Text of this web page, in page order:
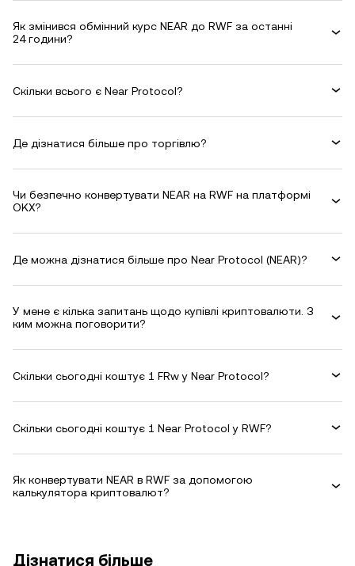
Як змінився обмінний курс NEAR до RWF за останні
24 години?
Скільки всього є Near Protocol?
Де дізнатися більше про торгівлю?
Чи безпечно конвертувати NEAR на RWF на платформі
OKX?
Де можна дізнатися більше про Near Protocol (NEAR)?
У мене є кілька запитань щодо купівлі криптовалюти. З
ким можна поговорити?
Скільки сьогодні коштує 1 FRw у Near Protocol?
Скільки сьогодні коштує 1 Near Protocol у RWF?
Як конвертувати NEAR в RWF за допомогою
калькулятора криптовалют?
Дізнатися більше